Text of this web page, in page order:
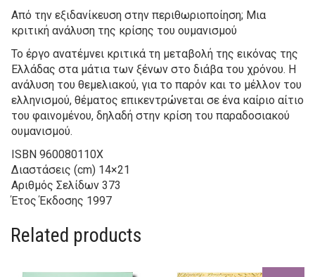
Από την εξιδανίκευση στην περιθωριοποίηση; Μια
κριτική ανάλυση της κρίσης του ουμανισμού
Το έργο ανατέμνει κριτικά τη μεταβολή της εικόνας της
Ελλάδας στα μάτια των ξένων στο διάβα του χρόνου. Η
ανάλυση του θεμελιακού, για το παρόν και το μέλλον του
ελληνισμού, θέματος επικεντρώνεται σε ένα καίριο αίτιο
του φαινομένου, δηλαδή στην κρίση του παραδοσιακού
ουμανισμού.
ISBN 960080110X
Διαστάσεις (cm) 14×21
Αριθμός Σελίδων 373
Έτος Έκδοσης 1997
Related products